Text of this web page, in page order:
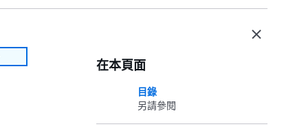
在本頁面
目錄
另請參閱